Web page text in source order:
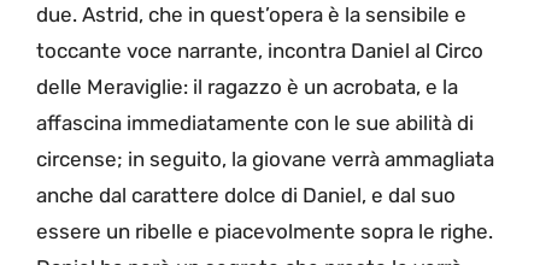
due. Astrid, che in quest’opera è la sensibile e
toccante voce narrante, incontra Daniel al Circo
delle Meraviglie: il ragazzo è un acrobata, e la
affascina immediatamente con le sue abilità di
circense; in seguito, la giovane verrà ammagliata
anche dal carattere dolce di Daniel, e dal suo
essere un ribelle e piacevolmente sopra le righe.